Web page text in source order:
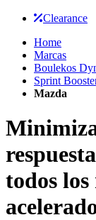
Clearance
Home
Marcas
Boulekos
Sprint
Mazda
todos los